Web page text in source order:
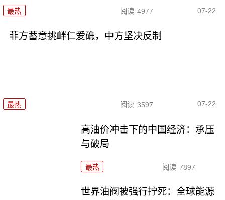
最热 阅读 4977 07-22
菲方蓄意挑衅仁爱礁，中方坚决反制
最热 阅读 3597 07-22
高油价冲击下的中国经济：承压
与破局
最热 阅读 7897
世界油阀被强行拧死：全球能源